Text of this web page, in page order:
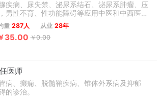
疾病、尿失禁、泌尿系结石、泌尿系肿瘤、压
男性不育、性功能障碍等应用中医和中西医结
病。
量 287人 从业 28年
35.00 ￥0.00
医师
病、癫痫、脱髓鞘疾病、锥体外系病及抑郁
的诊治。